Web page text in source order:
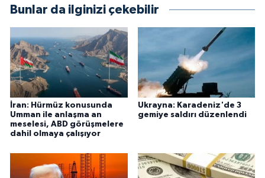
Bunlar da ilginizi çekebilir
İran: Hürmüz konusunda
Umman ile anlaşma an
meselesi, ABD görüşmelere
dahil olmaya çalışıyor
Ukrayna: Karadeniz'de 3
gemiye saldırı düzenlendi